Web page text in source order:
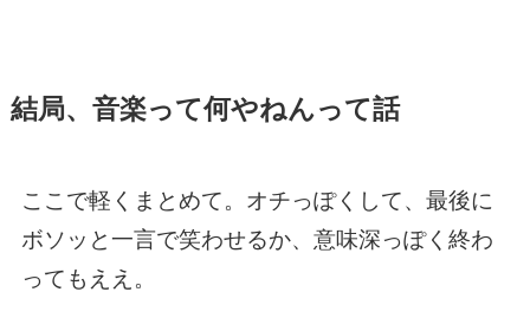
結局、音楽って何やねんって話
ここで軽くまとめて。オチっぽくして、最後に
ボソッと一言で笑わせるか、意味深っぽく終わ
ってもええ。